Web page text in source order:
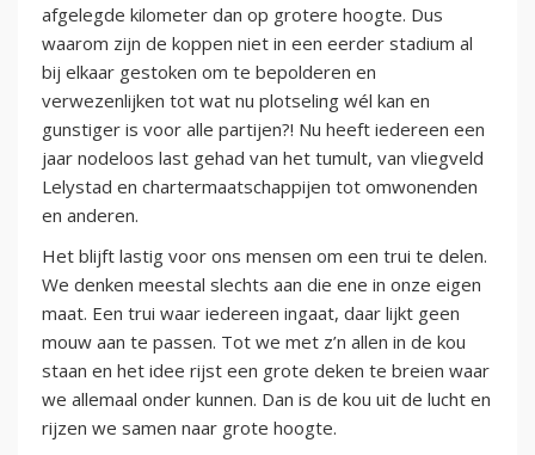
afgelegde kilometer dan op grotere hoogte. Dus
waarom zijn de koppen niet in een eerder stadium al
bij elkaar gestoken om te bepolderen en
verwezenlijken tot wat nu plotseling wél kan en
gunstiger is voor alle partijen?! Nu heeft iedereen een
jaar nodeloos last gehad van het tumult, van vliegveld
Lelystad en chartermaatschappijen tot omwonenden
en anderen.
Het blijft lastig voor ons mensen om een trui te delen.
We denken meestal slechts aan die ene in onze eigen
maat. Een trui waar iedereen ingaat, daar lijkt geen
mouw aan te passen. Tot we met z’n allen in de kou
staan en het idee rijst een grote deken te breien waar
we allemaal onder kunnen. Dan is de kou uit de lucht en
rijzen we samen naar grote hoogte.